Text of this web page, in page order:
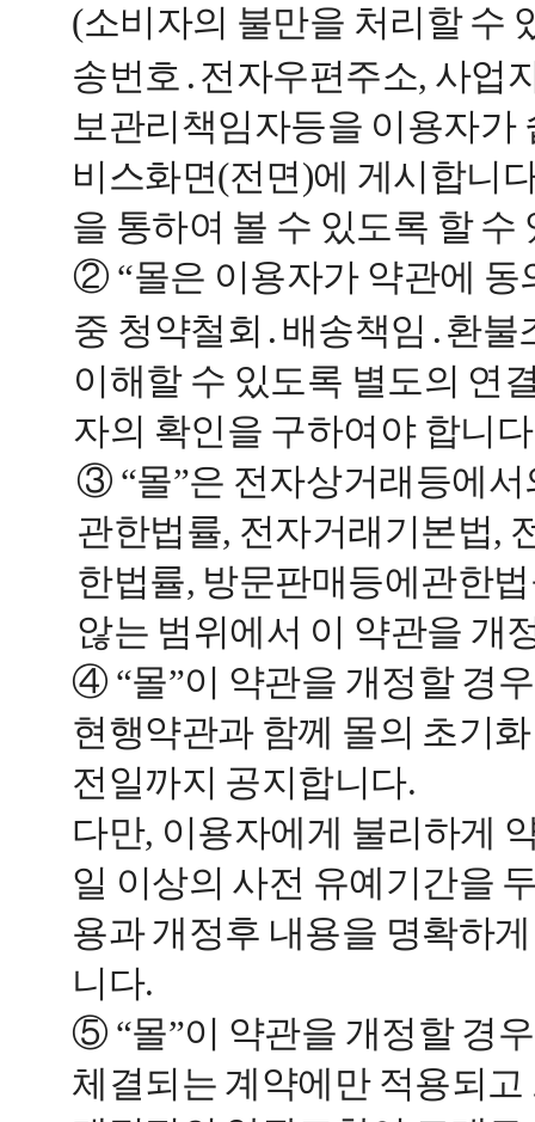
(소비자의 불만을 처리할 수
송번호․전자우편주소, 사업
보관리책임자등을 이용자가
비스화면(전면)에 게시합니
을 통하여 볼 수 있도록 할
② “몰은 이용자가 약관에 동
중 청약철회․배송책임․환
이해할 수 있도록 별도의 연
자의 확인을 구하여야 합니
③ “몰”은 전자상거래등에
관한법률, 전자거래기본법,
한법률, 방문판매등에관한
않는 범위에서 이 약관을 개
④ “몰”이 약관을 개정할 경
현행약관과 함께 몰의 초기
전일까지 공지합니다.
다만, 이용자에게 불리하게
일 이상의 사전 유예기간을
용과 개정후 내용을 명확하
니다.
⑤ “몰”이 약관을 개정할 경
체결되는 계약에만 적용되